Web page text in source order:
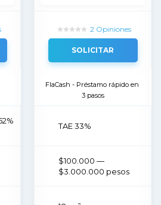
2 Opiniones
SOLICITAR
FlaCash - Préstamo rápido en
3 pasos
TAE 33%
$100.000 —
$3.000.000 pesos